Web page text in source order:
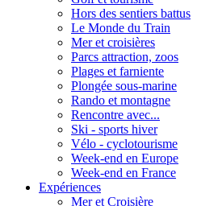
Hors des sentiers battus
Le Monde du Train
Mer et croisières
Parcs attraction, zoos
Plages et farniente
Plongée sous-marine
Rando et montagne
Rencontre avec...
Ski - sports hiver
Vélo - cyclotourisme
Week-end en Europe
Week-end en France
Expériences
Mer et Croisière